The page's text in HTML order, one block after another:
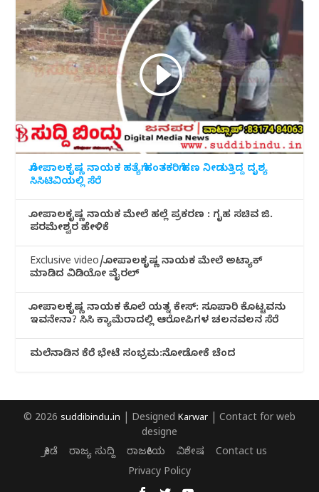
ಗೋಪಾಲಕೃಷ್ಣ ನಾಯಕ ಹತ್ಯೆಗೆ ಹಂತಕರಿಗೆ ಹಣ ನೀಡುತ್ತಿದ್ದ ದೃಶ್ಯ
ಸಿಸಿಟಿವಿಯಲ್ಲಿ ಸೆರೆ
ಗೋಪಾಲಕೃಷ್ಣ ನಾಯಕ ಮೇಲೆ ಹಲ್ಲೆ ಪ್ರಕರಣ : ಗೃಹ ಸಚಿವ ಜಿ.
ಪರಮೇಶ್ವರ ಹೇಳಿಕೆ
Exclusive video/ಗೋಪಾಲಕೃಷ್ಣ ನಾಯಕ ಮೇಲೆ ಅಟ್ಯಾಕ್
ಮಾಡಿದ ವಿಡಿಯೋ ವೈರಲ್
ಗೋಪಾಲಕೃಷ್ಣ ನಾಯಕ ಕೊಲೆ ಯತ್ನ ಕೇಸ್: ಸೂಪಾರಿ ಕೊಟ್ಟವನು
ಇವನೇನಾ? ಸಿಸಿ ಕ್ಯಾಮೆರಾದಲ್ಲಿ ಆರೋಪಿಗಳ ಚಲನವಲನ ಸೆರೆ
ಮಲೆನಾಡಿ‌ನ ಕೆರೆ ಭೇಟೆ ಸಂಭ್ರಮ:ನೋಡೋಕೆ ಚೆಂದ
© 2026 suddibindu.in | Designed Karwar | Contact for web
designe
ಕ್ರೀಡೆ
ರಾಜ್ಯ ಸುದ್ದಿ ರಾಜಕೀಯ ವಿಶೇಷ
Contact us
Privacy Policy